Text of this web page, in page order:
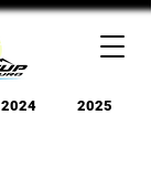
2024 2025